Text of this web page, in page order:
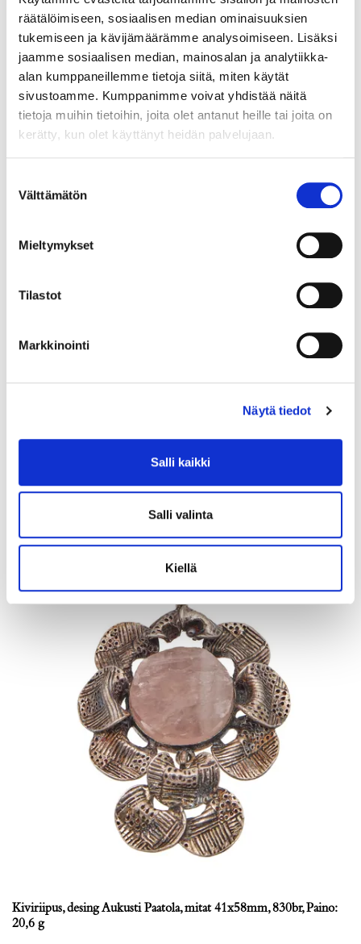
räätälöimiseen, sosiaalisen median ominaisuuksien
tukemiseen ja kävijämäärämme analysoimiseen. Lisäksi
jaamme sosiaalisen median, mainosalan ja analytiikka-
alan kumppaneillemme tietoja siitä, miten käytät
sivustoamme. Kumppanimme voivat yhdistää näitä
tietoja muihin tietoihin, joita olet antanut heille tai joita on
kerätty, kun olet käyttänyt heidän palvelujaan.
valinta
Välttämätön
Mieltymykset
Tilastot
Markkinointi
Näytä tiedot
Salli kaikki
Salli valinta
Kiellä
Johtava huuto:
Vuosaaren Pantti
17.8.2026 19:14:30
Paino: 14,9 g
Johtava huuto:-
17.8.2026 20:12:00
Kiviriipus, desing Aukusti Paatola, mitat 41x58mm, 830br, Paino:
20,6 g